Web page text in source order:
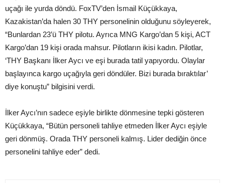
uçağı ile yurda döndü. FoxTV’den İsmail Küçükkaya,
Kazakistan’da halen 30 THY personelinin olduğunu söyleyerek,
“Bunlardan 23’ü THY pilotu. Ayrıca MNG Kargo’dan 5 kişi, ACT
Kargo’dan 19 kişi orada mahsur. Pilotların ikisi kadın. Pilotlar,
‘THY Başkanı İlker Aycı ve eşi burada tatil yapıyordu. Olaylar
başlayınca kargo uçağıyla geri döndüler. Bizi burada bıraktılar’
diye konuştu” bilgisini verdi.
İlker Aycı’nın sadece eşiyle birlikte dönmesine tepki gösteren
Küçükkaya, “Bütün personeli tahliye etmeden İlker Aycı eşiyle
geri dönmüş. Orada THY personeli kalmış. Lider dediğin önce
personelini tahliye eder” dedi.